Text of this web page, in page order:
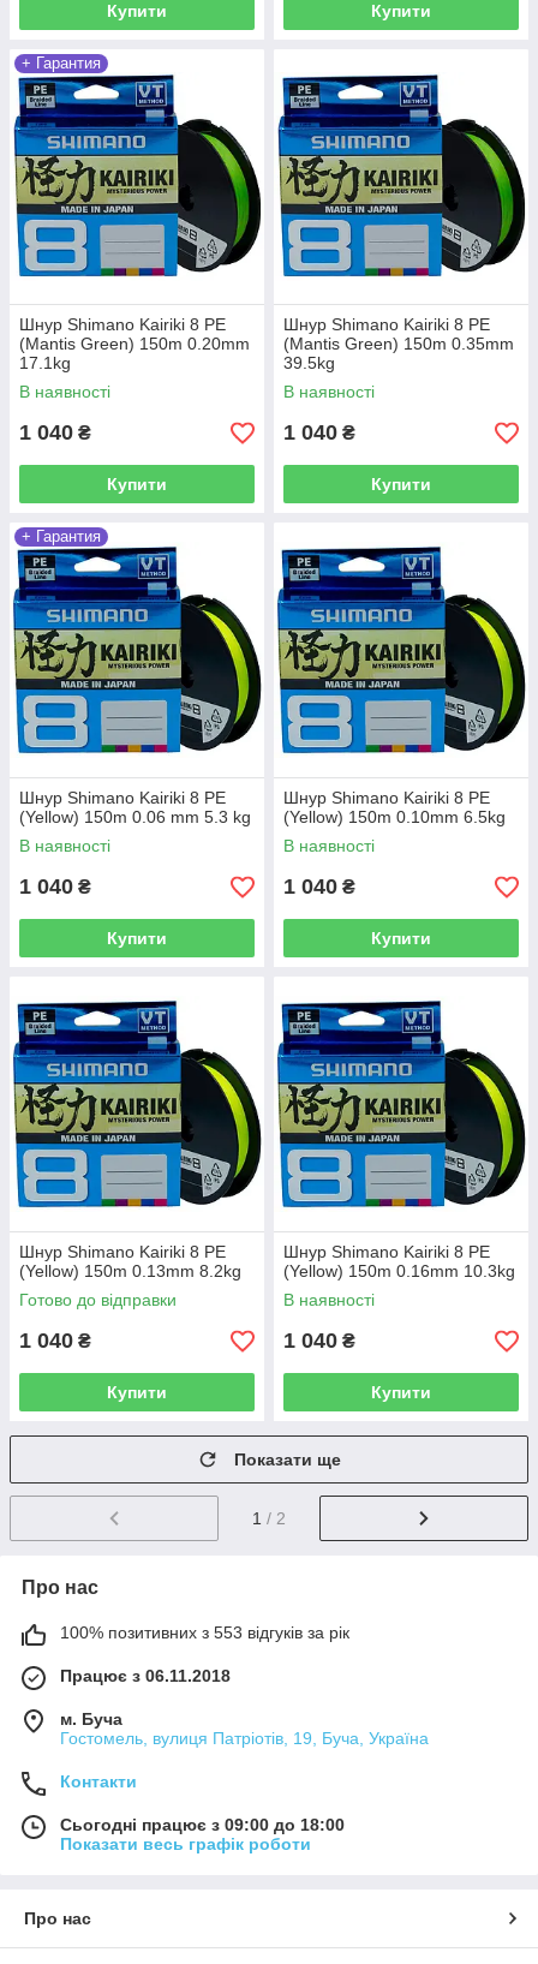
Купити Купити
+ Гарантия
Шнур Shimano Kairiki 8 PE
(Mantis Green) 150m 0.20mm
17.1kg
В наявності
1 040 ₴
Купити
Шнур Shimano Kairiki 8 PE
(Mantis Green) 150m 0.35mm
39.5kg
В наявності
1 040 ₴
Купити
+ Гарантия
Шнур Shimano Kairiki 8 PE
(Yellow) 150m 0.06 mm 5.3 kg
В наявності
1 040 ₴
Купити
Шнур Shimano Kairiki 8 PE
(Yellow) 150m 0.10mm 6.5kg
В наявності
1 040 ₴
Купити
Шнур Shimano Kairiki 8 PE
(Yellow) 150m 0.13mm 8.2kg
Готово до відправки
1 040 ₴
Купити
Шнур Shimano Kairiki 8 PE
(Yellow) 150m 0.16mm 10.3kg
В наявності
1 040 ₴
Купити
Показати ще
1 / 2
Про нас
100% позитивних з 553 відгуків за рік
Працює з 06.11.2018
м. Буча
Гостомель, вулиця Патріотів, 19, Буча, Україна
Контакти
Сьогодні працює з 09:00 до 18:00
Показати весь графік роботи
Про нас